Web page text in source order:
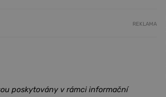
REKLAMA
poskytovány v rámci informační